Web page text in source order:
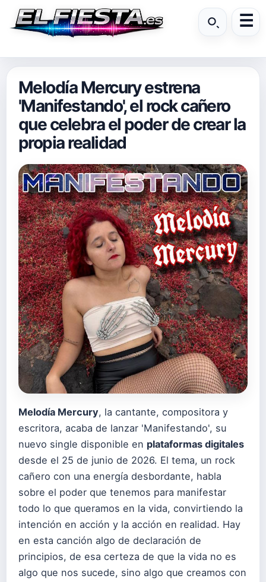
Melodía Mercury estrena
'Manifestando', el rock cañero
que celebra el poder de crear la
propia realidad
Melodía Mercury, la cantante, compositora y
escritora, acaba de lanzar 'Manifestando', su
nuevo single disponible en plataformas digitales
desde el 25 de junio de 2026. El tema, un rock
cañero con una energía desbordante, habla
sobre el poder que tenemos para manifestar
todo lo que queramos en la vida, convirtiendo la
intención en acción y la acción en realidad. Hay
en esta canción algo de declaración de
principios, de esa certeza de que la vida no es
algo que nos sucede, sino algo que creamos con